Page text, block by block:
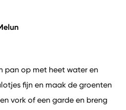
pan op met heet water en
fijn en maak de groenten
vork of een garde en breng